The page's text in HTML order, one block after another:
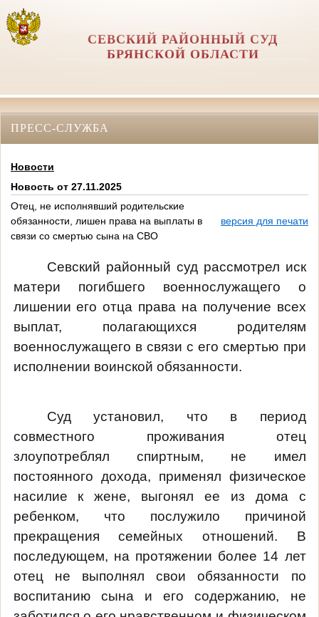
СЕВСКИЙ РАЙОННЫЙ СУД
БРЯНСКОЙ ОБЛАСТИ
ПРЕСС-СЛУЖБА
Новости
Новость от 27.11.2025
Отец, не исполнявший родительские
обязанности, лишен права на выплаты в
связи со смертью сына на СВО
версия для печати
Севский районный суд рассмотрел иск
матери погибшего военнослужащего о
лишении его отца права на получение всех
выплат, полагающихся родителям
военнослужащего в связи с его смертью при
исполнении воинской обязанности.
Суд установил, что в период
совместного проживания отец
злоупотреблял спиртным, не имел
постоянного дохода, применял физическое
насилие к жене, выгонял ее из дома с
ребенком, что послужило причиной
прекращения семейных отношений. В
последующем, на протяжении более 14 лет
отец не выполнял свои обязанности по
воспитанию сына и его содержанию, не